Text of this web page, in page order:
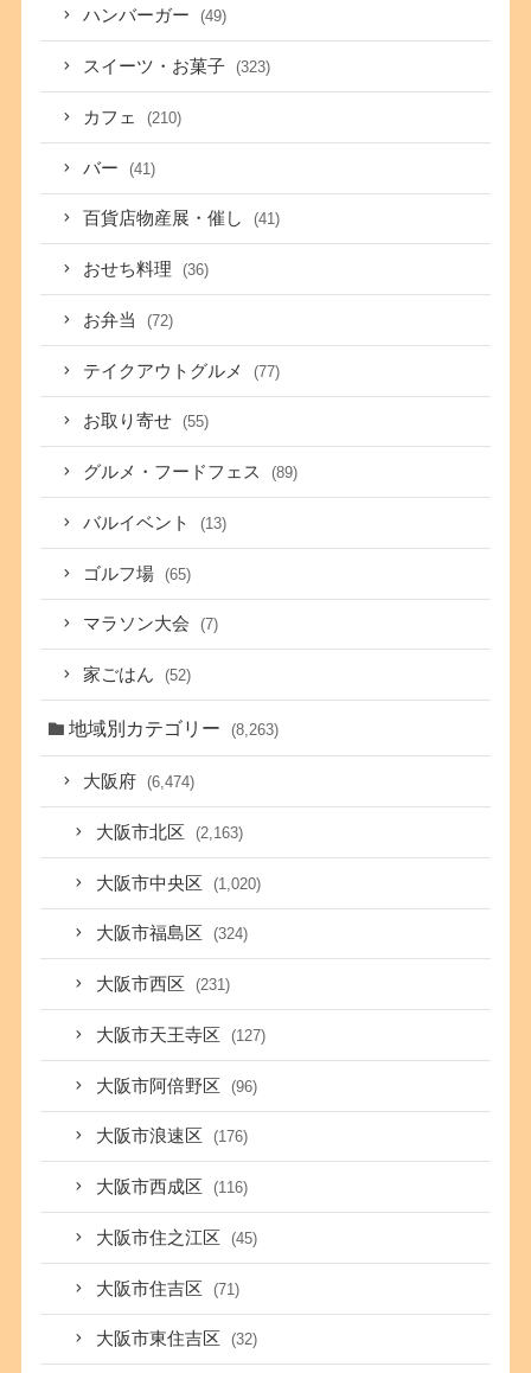
ハンバーガー (49)
スイーツ・お菓子 (323)
カフェ (210)
バー (41)
百貨店物産展・催し (41)
おせち料理 (36)
お弁当 (72)
テイクアウトグルメ (77)
お取り寄せ (55)
グルメ・フードフェス (89)
バルイベント (13)
ゴルフ場 (65)
マラソン大会 (7)
家ごはん (52)
地域別カテゴリー (8,263)
大阪府 (6,474)
大阪市北区 (2,163)
大阪市中央区 (1,020)
大阪市福島区 (324)
大阪市西区 (231)
大阪市天王寺区 (127)
大阪市阿倍野区 (96)
大阪市浪速区 (176)
大阪市西成区 (116)
大阪市住之江区 (45)
大阪市住吉区 (71)
大阪市東住吉区 (32)